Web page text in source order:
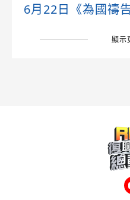
6月22日《為國禱
顯示